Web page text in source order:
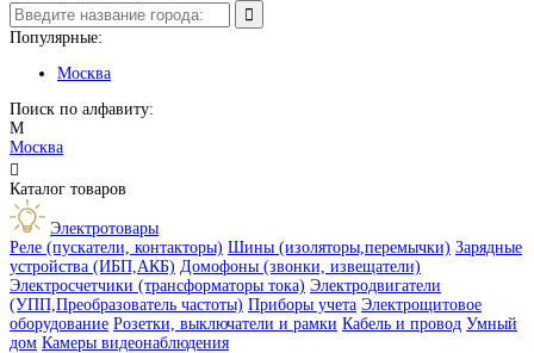
Популярные:
Москва
Поиск по алфавиту:
М
Москва

Каталог товаров
Электротовары
Реле (пускатели, контакторы) Шины (изоляторы,перемычки) Зарядные
устройства (ИБП,АКБ) Домофоны (звонки, извещатели)
Электросчетчики (трансформаторы тока) Электродвигатели
(УПП,Преобразователь частоты) Приборы учета Электрощитовое
оборудование Розетки, выключатели и рамки Кабель и провод Умный
дом Камеры видеонаблюдения